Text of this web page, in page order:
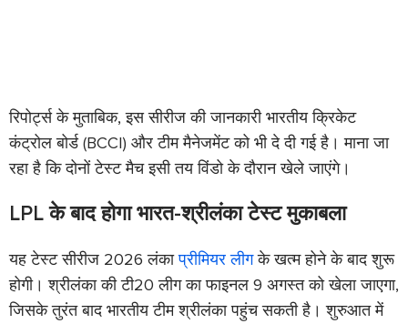
रिपोर्ट्स के मुताबिक, इस सीरीज की जानकारी भारतीय क्रिकेट
कंट्रोल बोर्ड (BCCI) और टीम मैनेजमेंट को भी दे दी गई है। माना जा
रहा है कि दोनों टेस्ट मैच इसी तय विंडो के दौरान खेले जाएंगे।
LPL के बाद होगा भारत-श्रीलंका टेस्ट मुकाबला
यह टेस्ट सीरीज 2026 लंकाप्रीमियर लीगके खत्म होने के बाद शुरू
होगी। श्रीलंका की टी20 लीग का फाइनल 9 अगस्त को खेला जाएगा,
जिसके तुरंत बाद भारतीय टीम श्रीलंका पहुंच सकती है। शुरुआत में